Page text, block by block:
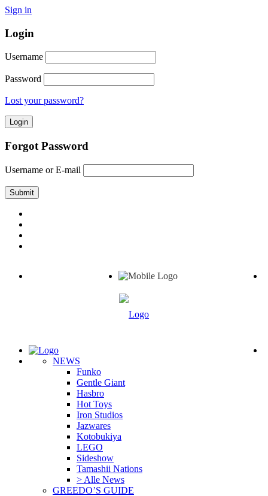
Sign in
Login
Username
Password
Lost your password?
Forgot Password
Username or E-mail
NEWS
Funko
Gentle Giant
Hasbro
Hot Toys
Iron Studios
Jazwares
Kotobukiya
LEGO
Sideshow
Tamashii Nations
> Alle News
GREEDO’S GUIDE